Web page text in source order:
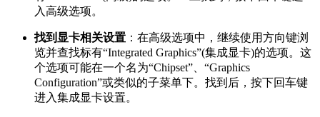
入高级选项。
找到显卡相关设置 ：在高级选项中，继续使用方向键浏
览并查找标有“Integrated Graphics”(集成显卡)的选项。这
个选项可能在一个名为“Chipset”、“Graphics
Configuration”或类似的子菜单下。找到后，按下回车键
进入集成显卡设置。